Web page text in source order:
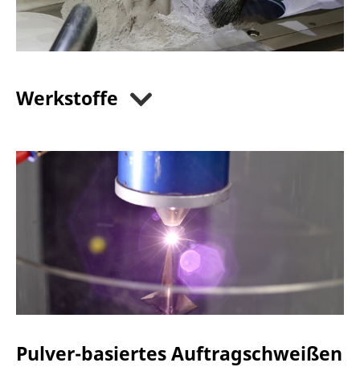
Werkstoffe
Pulver-basiertes Auftragschweißen